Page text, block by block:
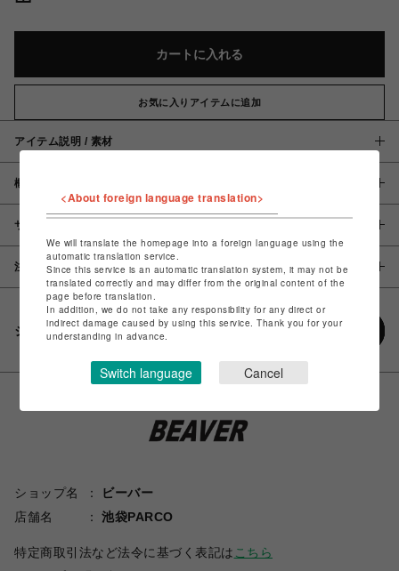
カートに入れる
お気に入りアイテムに追加
アイテム説明 / 素材
概要
サイズ
注意事項
シェアする
ショップ名
ビーバー
店舗名
池袋PARCO
特定商取引法など法令に基づく表記は こちら
<About foreign language translation>
We will translate the homepage into a foreign language using the
automatic translation service.
Since this service is an automatic translation system, it may not be
translated correctly and may differ from the original content of the
page before translation.
In addition, we do not take any responsibility for any direct or
indirect damage caused by using this service. Thank you for your
understanding in advance.
Switch language Cancel